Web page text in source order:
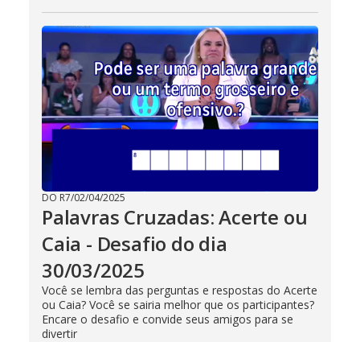
DO R7/02/04/2025
Palavras Cruzadas: Acerte ou
Caia - Desafio do dia
30/03/2025
Você se lembra das perguntas e respostas do Acerte
ou Caia? Você se sairia melhor que os participantes?
Encare o desafio e convide seus amigos para se
divertir